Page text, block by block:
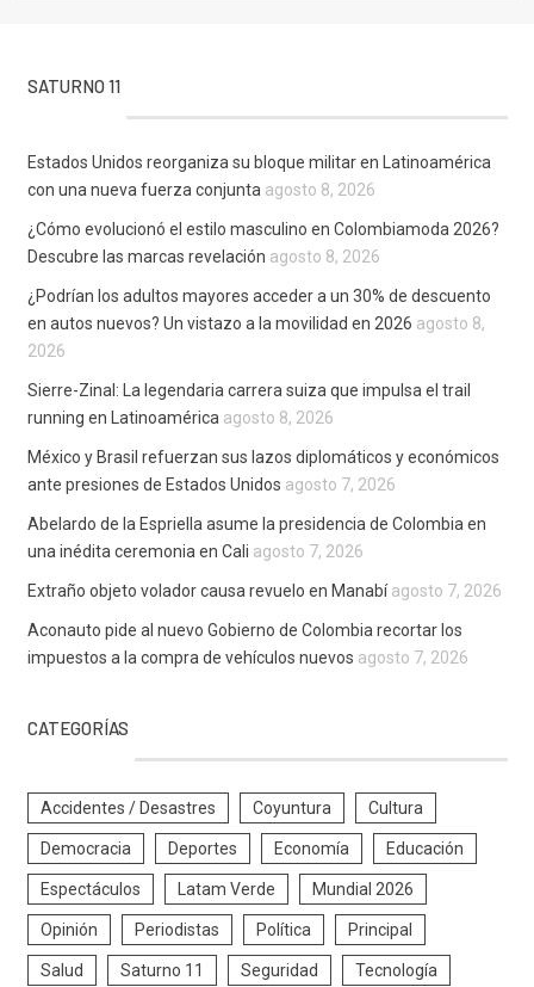
SATURNO 11
Estados Unidos reorganiza su bloque militar en Latinoamérica
con una nueva fuerza conjunta agosto 8, 2026
¿Cómo evolucionó el estilo masculino en Colombiamoda 2026?
Descubre las marcas revelación agosto 8, 2026
¿Podrían los adultos mayores acceder a un 30% de descuento
en autos nuevos? Un vistazo a la movilidad en 2026 agosto 8,
2026
Sierre-Zinal: La legendaria carrera suiza que impulsa el trail
running en Latinoamérica agosto 8, 2026
México y Brasil refuerzan sus lazos diplomáticos y económicos
ante presiones de Estados Unidos agosto 7, 2026
Abelardo de la Espriella asume la presidencia de Colombia en
una inédita ceremonia en Cali agosto 7, 2026
Extraño objeto volador causa revuelo en Manabí agosto 7, 2026
Aconauto pide al nuevo Gobierno de Colombia recortar los
impuestos a la compra de vehículos nuevos agosto 7, 2026
CATEGORÍAS
Accidentes / Desastres Coyuntura Cultura
Democracia Deportes Economía Educación
Espectáculos Latam Verde Mundial 2026
Opinión Periodistas Política Principal
Salud Saturno 11 Seguridad Tecnología